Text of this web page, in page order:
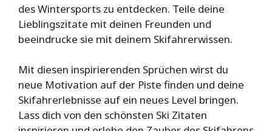
des Wintersports zu entdecken. Teile deine
Lieblingszitate mit deinen Freunden und
beeindrucke sie mit deinem Skifahrerwissen.
Mit diesen inspirierenden Sprüchen wirst du
neue Motivation auf der Piste finden und deine
Skifahrerlebnisse auf ein neues Level bringen.
Lass dich von den schönsten Ski Zitaten